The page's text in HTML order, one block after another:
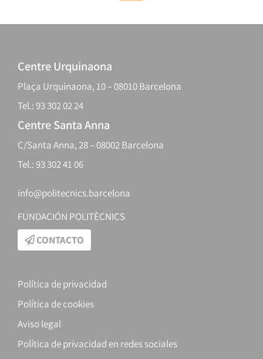
Centre Urquinaona
Plaça Urquinaona, 10 – 08010 Barcelona
Tel.: 93 302 02 24
Centre Santa Anna
C/Santa Anna, 28 – 08002 Barcelona
Tel.: 93 302 41 06
info@politecnics.barcelona
FUNDACIÓN POLITÈCNICS
CONTACTO
Política de privacidad
Política de cookies
Aviso legal
Política de privacidad en redes sociales